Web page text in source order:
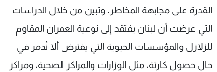
القدرة على مجابهة المخاطر. وتبين من خلال الدراسات
التي عرضت أن لبنان يفتقد إلى نوعية العمران المقاوم
للزلازل والمؤسسات الحيوية التي يفترض ألا تُدمر في
حال حصول كارثة، مثل الوزارات والمراكز الصحية، ومراكز